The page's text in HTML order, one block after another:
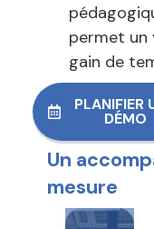
permet un
gain de
PLANIFIER
DÉMO
Un
mesure